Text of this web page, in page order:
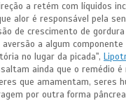
a retém com líquidos
alor é responsável pela
de crescimento de gordura
a algum componente
no lugar da picada",
ainda que o remédio
que amamentam, seres
por outra forma